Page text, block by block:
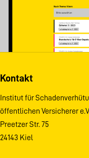
Kontakt
Institut für
öffentlichen Versicherer
Preetzer Str. 75
24143 Kiel